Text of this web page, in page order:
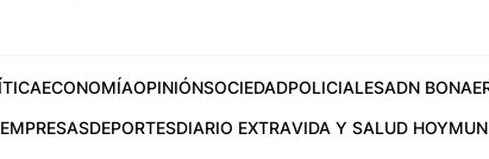
ECONOMÍAOPINIÓNSOCIEDADPOLICIALESADN
EMPRESASDEPORTESDIARIO EXTRAVIDA Y SALUD HOY